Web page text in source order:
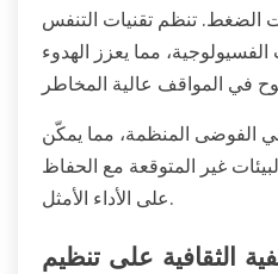
الضغط. تنظم تقنيات التنفس
مما يعزز الهدوء
الفوضى المنظمة، مما يمكّن
غير المتوقعة مع الحفاظ
على الأداء الأمثل.
الثقافية على تنظيم